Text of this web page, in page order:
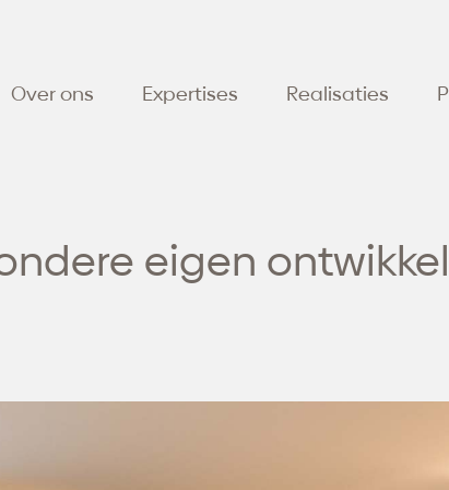
Over ons Expertises Realisaties
eigen